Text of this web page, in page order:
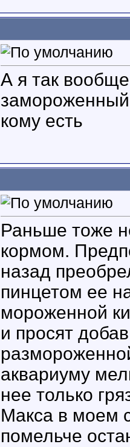
А я так
замороженный
кому есть
Раньше тоже
кормом.
назад
пинцетом ее
мороженной
и просят
аквариуму
нее только
Макса в моем
помельче